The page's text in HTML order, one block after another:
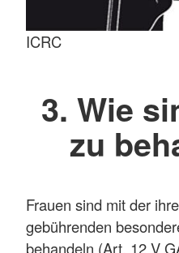
ICRC
3. Wie
zu
Frauen sind mit der
gebührenden
behandeln (Art. 12 V